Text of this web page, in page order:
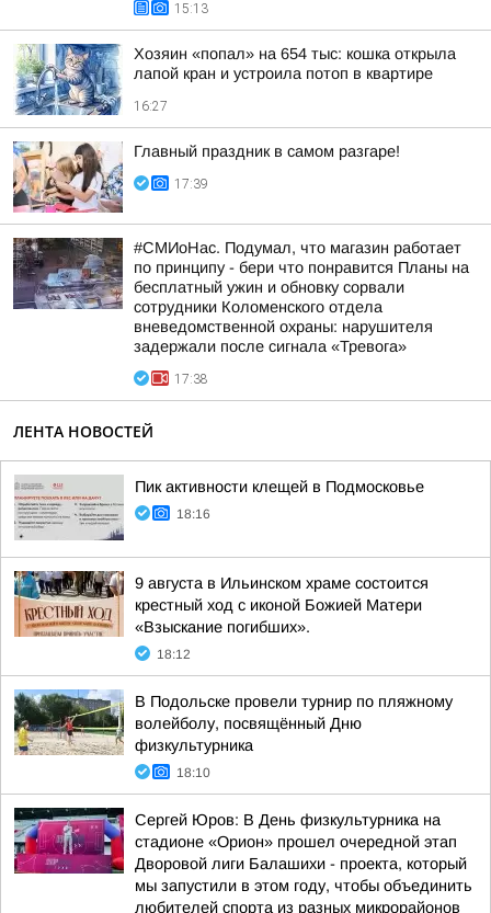
15:13
Хозяин «попал» на 654 тыс: кошка открыла
лапой кран и устроила потоп в квартире
16:27
Главный праздник в самом разгаре!
17:39
#СМИоНас. Подумал, что магазин работает
по принципу - бери что понравится Планы на
бесплатный ужин и обновку сорвали
сотрудники Коломенского отдела
вневедомственной охраны: нарушителя
задержали после сигнала «Тревога»
17:38
ЛЕНТА НОВОСТЕЙ
Пик активности клещей в Подмосковье
18:16
9 августа в Ильинском храме состоится
крестный ход с иконой Божией Матери
«Взыскание погибших».
18:12
В Подольске провели турнир по пляжному
волейболу, посвящённый Дню
физкультурника
18:10
Сергей Юров: В День физкультурника на
стадионе «Орион» прошел очередной этап
Дворовой лиги Балашихи - проекта, который
мы запустили в этом году, чтобы объединить
любителей спорта из разных микрорайонов